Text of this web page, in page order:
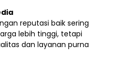
reputasi baik sering
lebih tinggi, tetapi
dan layanan purna